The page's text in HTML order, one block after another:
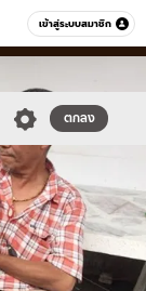
เข้าสู่ระบบสมาชิก
หมวดอื่นๆ
ตกลง